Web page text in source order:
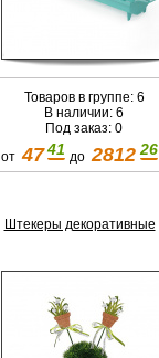
Товаров в группе: 6
В наличии: 6
Под заказ: 0
от47 41до2812 26
Штекеры декоративные